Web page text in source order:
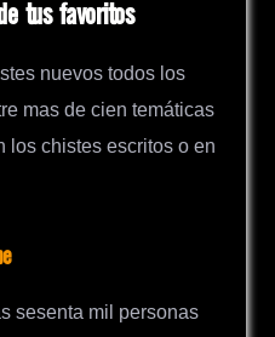
tus favoritos
nuevos todos los
mas de cien temáticas
los chistes escritos o en
sesenta mil personas